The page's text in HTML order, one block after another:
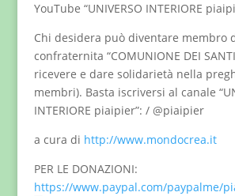
YouTube “UNIVERSO INTERIORE
Chi desidera può diventare membro
confraternita “COMUNIONE DEI
ricevere e dare solidarietà nella
membri). Basta iscriversi al canale
INTERIORE piaipier”: / @piaipier
a cura di http://www.mondocrea.it
PER LE DONAZIONI:
https://www.paypal.com/paypalme/